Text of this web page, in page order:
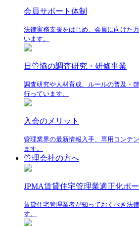
会員サポート体制
法律実務支援をはじめ、会員に向けた
います。
日管協の調査研究・研修事業
調査研究や人材育成、ルールの普及・
行っています。
入会のメリット
管理業界の最新情報入手、専用コンテ
ます。
管理会社の方へ
JPMA賃貸住宅管理業適正化ポ
賃貸住宅管理業者が知っておくべき法
す。